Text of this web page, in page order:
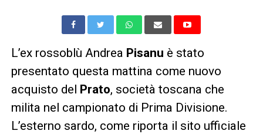
L’ex rossoblù Andrea Pisanu è stato
presentato questa mattina come nuovo
acquisto del
Prato, società toscana che
milita nel campionato di Prima Divisione.
L’esterno sardo, come riporta il sito ufficiale